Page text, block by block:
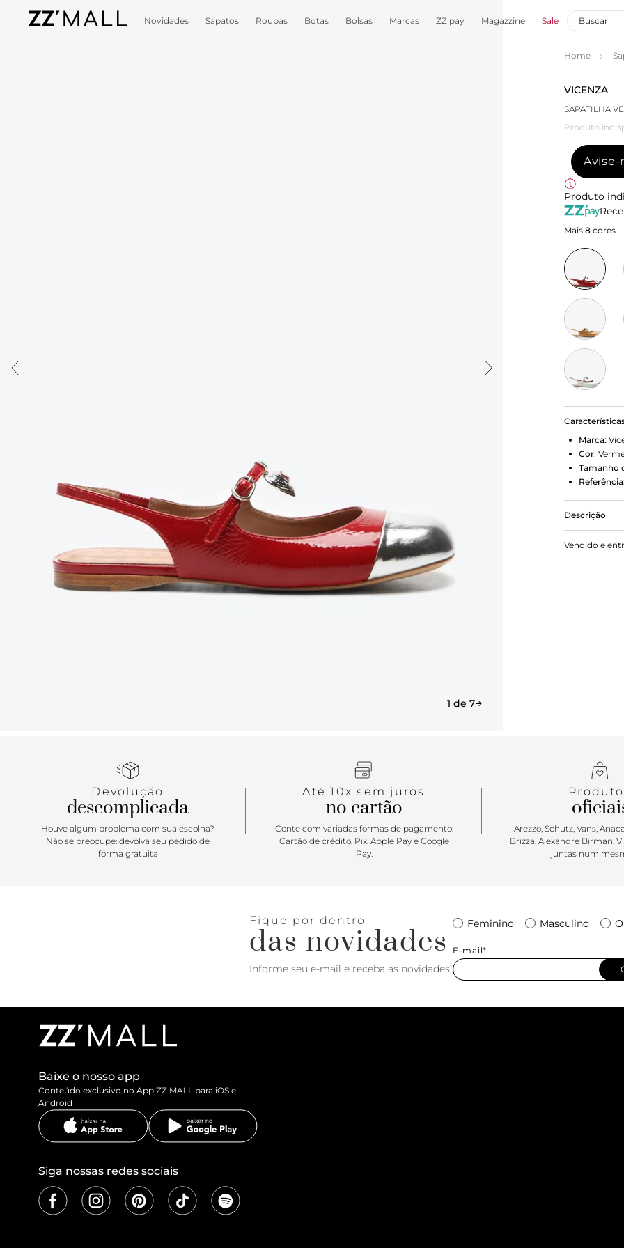
Novidades Sapatos Roupas Botas Bolsas Marcas ZZ pay Magazzine Sale
1 de 7
Home
VICENZA
SAPATILHA
Produto
Avise-
Produto
Mais 8 cores
Marca:
Cor:
Tamanho
Referência:
Descrição
Com uma
verniz
Vendido e
Devolução
descomplicada
Houve algum problema com sua escolha?
Não se preocupe: devolva seu pedido de
forma gratuita
Até 10x sem juros
no cartão
Conte com variadas formas de pagamento:
Cartão de crédito, Pix, Apple Pay e Google
Pay.
Arezzo, Schutz, Vans,
Brizza, Alexandre Birman,
juntas num
Fique por dentro
das novidades
Informe seu e-mail e receba as novidades!
Feminino Masculino
E-mail*
Baixe o nosso app
Conteúdo exclusivo no App ZZ MALL para iOS e
Android
Siga nossas redes sociais